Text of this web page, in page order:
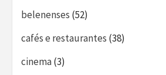
belenenses (52)
cafés e restaurantes (38)
cinema(3)